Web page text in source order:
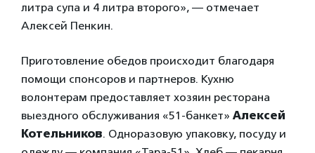
литра супа и 4 литра второго», — отмечает
Алексей Пенкин.
Приготовление обедов происходит благодаря
помощи спонсоров и партнеров. Кухню
волонтерам предоставляет хозяин ресторана
выездного обслуживания «51-банкет» Алексей
Котельников. Одноразовую упаковку, посуду и